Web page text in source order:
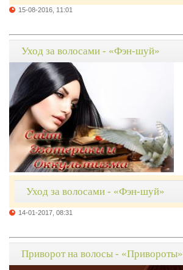
15-08-2016, 11:01
Уход за волосами - «Фэн-шуй»
Уход за волосами - «Фэн-шуй»
14-01-2017, 08:31
Приворот на волосы - «Привороты»